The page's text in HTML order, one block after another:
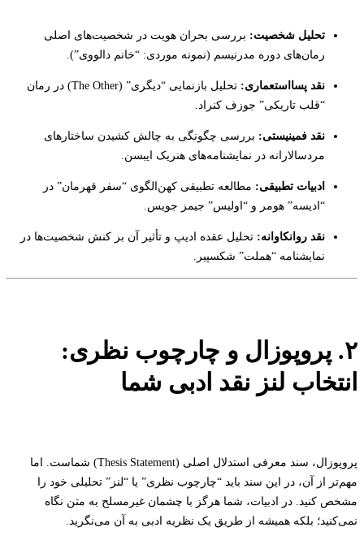
تحلیل شخصیت: بررسی بحران هویت در شخصیت‌های اصلی
رمان‌های دوره مدرنیسم (نمونه موردی: “خانم دالووی”).
نقد پسااستعماری:
تحلیل بازنمایی “دیگری” (The Other) در رمان
“قلب تاریکی” جوزف کنراد.
نقد فمینیستی: بررسی چگونگی به چالش کشیدن ساختارهای
مردسالارانه در نمایشنامه‌های هنریک ایبسن.
ادبیات تطبیقی: مطالعه تطبیقی کهن‌الگوی “سفر قهرمان” در
“ادیسه” هومر و “اولیس” جیمز جویس.
نقد روانکاوانه: تحلیل عقده ادیپ و تأثیر آن بر کنش شخصیت‌ها در
نمایشنامه “هملت” شکسپیر.
۲. پروپوزال و چارچوب نظری:
انتخاب لنز نقد ادبی شما
پروپوزال، سند معرفی استدلال اصلی (Thesis Statement) شماست. اما
مهم‌تر از آن، در این سند باید “چارچوب نظری” یا “لنز” تحلیلی خود را
مشخص کنید. در ادبیات، شما هرگز با چشمان غیرمسلح به متن نگاه
نمی‌کنید؛ بلکه همیشه از طریق یک نظریه ادبی به آن می‌نگرید.